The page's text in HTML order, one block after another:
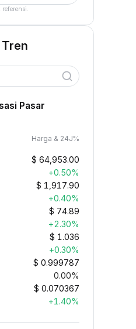
Pasar
Harga & 24J%
$ 64,953.00
+0.50%
$ 1,917.90
+0.40%
$ 74.89
+2.30%
$ 1.036
+0.30%
$ 0.999787
0.00%
$ 0.070367
+1.40%